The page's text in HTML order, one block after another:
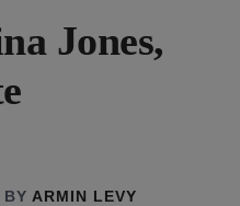
Jones,
BY ARMIN LEVY